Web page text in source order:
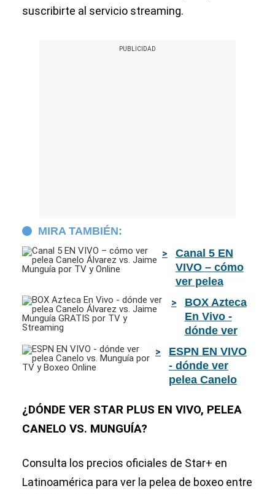
suscribirte al servicio streaming.
MIRA TAMBIÉN:
Canal 5 EN
VIVO – cómo
ver pelea
Canelo
Álvarez vs.
Jaime
Munguía por
TV y Online
BOX Azteca
En Vivo -
dónde ver
pelea Canelo
Álvarez vs.
Jaime
Munguía
TV y
ESPN EN VIVO
- dónde ver
pelea Canelo
por TV y Boxeo
¿DÓNDE VER STAR PLUS EN VIVO, PELEA
CANELO VS. MUNGUÍA?
Consulta los precios oficiales de Star+ en
Latinoamérica para ver la pelea de boxeo entre